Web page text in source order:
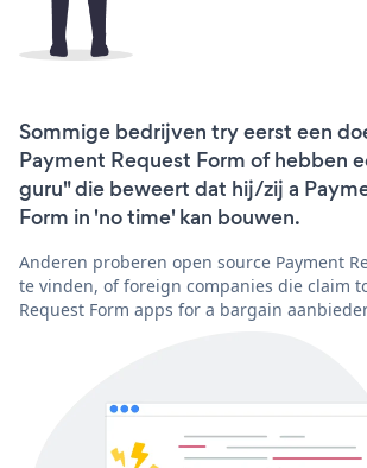
Sommige bedrijven try eerst een
Payment Request Form of hebben
guru" die beweert dat hij/zij a
Form in 'no time' kan bouwen.
Anderen proberen open source Payment
te vinden, of foreign companies die claim
Request Form apps for a bargain